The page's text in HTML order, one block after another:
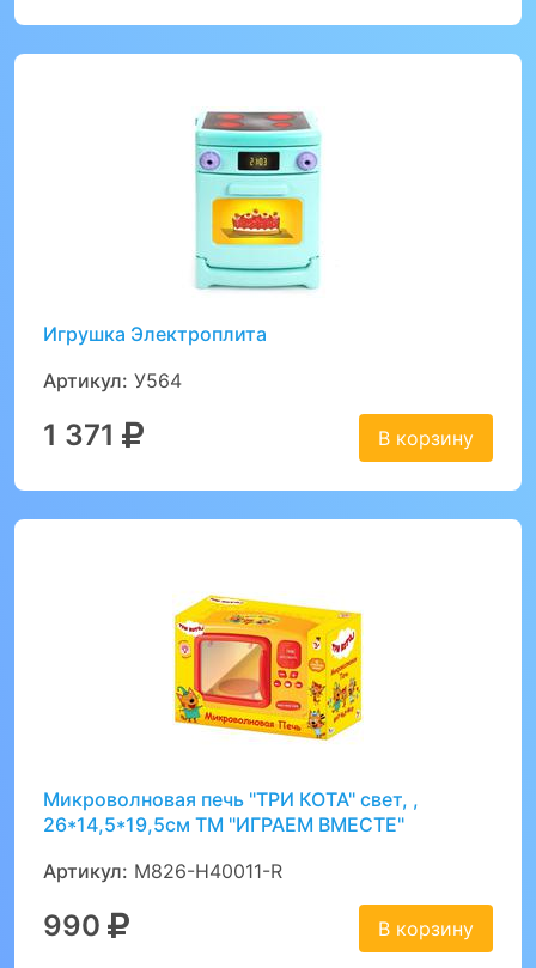
Игрушка Электроплита
Артикул: У564
1 371 В корзину
Микроволновая печь "ТРИ КОТА" свет, ,
26*14,5*19,5см ТМ "ИГРАЕМ ВМЕСТЕ"
Артикул: M826-H40011-R
990 В корзину